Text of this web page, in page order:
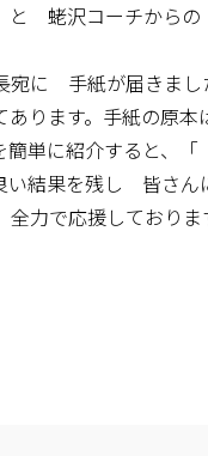
と 蛯沢コーチから
に 手紙が届きまし
ります。手紙の原本
単に紹介すると、
結果を残し 皆さん
力で応援しておりま